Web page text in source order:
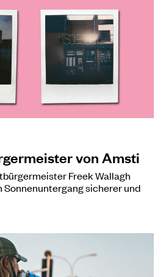
von Amsti
Freek Wallagh
Sonnenuntergang sicherer und